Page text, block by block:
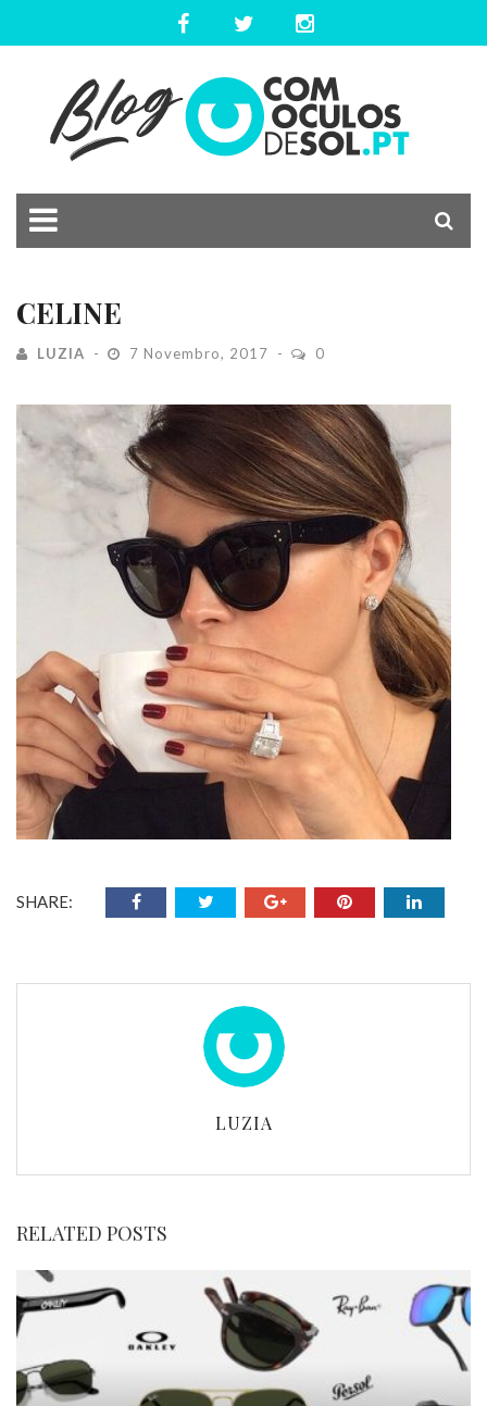
CELINE
LUZIA 7 Novembro, 2017 0
SHARE:
LUZIA
RELATED POSTS